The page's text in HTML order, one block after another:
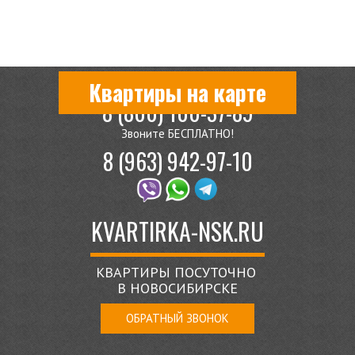
Квартиры на карте
8 (800) 100-37-89
Звоните БЕСПЛАТНО!
8 (963) 942-97-10
KVARTIRKA-NSK.RU
КВАРТИРЫ ПОСУТОЧНО
В НОВОСИБИРСКЕ
ОБРАТНЫЙ ЗВОНОК